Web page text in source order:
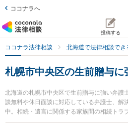
ココナラへ
投稿する
ココナラ法律相談 北海道で法律相談でき
札幌市中央区の生前贈与に
北海道の札幌市中央区で生前贈与に強い弁護
談無料や休日面談に対応している弁護士、解
中。相続・遺言に関係する家族間の相続トラ
の細かな分野での絞り込み検索もでき便利で